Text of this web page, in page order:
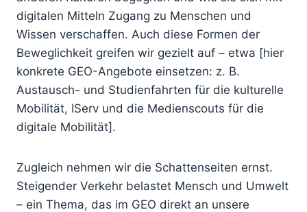
digitalen Mitteln Zugang zu Menschen und
Wissen verschaffen. Auch diese Formen der
Beweglichkeit greifen wir gezielt auf – etwa [hier
konkrete GEO-Angebote einsetzen: z. B.
Austausch- und Studienfahrten für die kulturelle
Mobilität, IServ und die Medienscouts für die
digitale Mobilität].
Zugleich nehmen wir die Schattenseiten ernst.
Steigender Verkehr belastet Mensch und Umwelt
– ein Thema, das im GEO direkt an unsere